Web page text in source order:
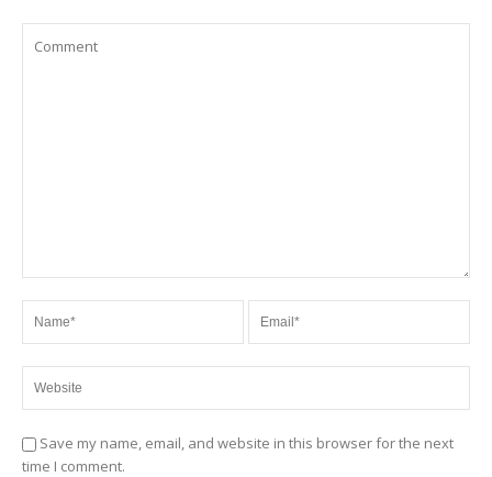
Save my name, email, and website in this browser for the next
time I comment.